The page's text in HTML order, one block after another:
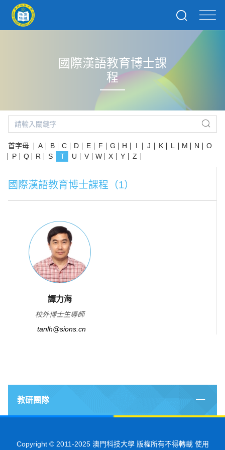
國際漢語教育博士課
程
首字母 A B C D E F G H I J K L M N
O
P
Q R S T U V W X Y Z
國際漢語教育博士課程（1）
譚力海
校外博士生導師
tanlh@sions.cn
教研團隊
Copyright © 2011-2025 澳門科技大學 版權所有不得轉載 使用